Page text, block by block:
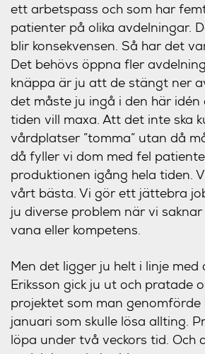
ett arbetspass och som har
patienter på olika avdelningar.
blir konsekvensen. Så har det
Det behövs öppna fler
knäppa är ju att de stängt ner
det måste ju ingå i den här
tiden vill maxa. Att det inte ska
vårdplatser ”tomma” utan då
då fyller vi dom med fel
produktionen igång hela tiden.
vårt bästa. Vi gör ett jättebra
ju diverse problem när vi
vana eller kompetens.
Men det ligger ju helt i linje
Eriksson gick ju ut och pratade
projektet som man genomförde
januari som skulle lösa allting.
löpa under två veckors tid. Och